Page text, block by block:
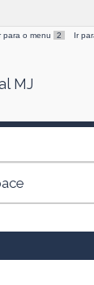
para o menu 2 Ir
MJ